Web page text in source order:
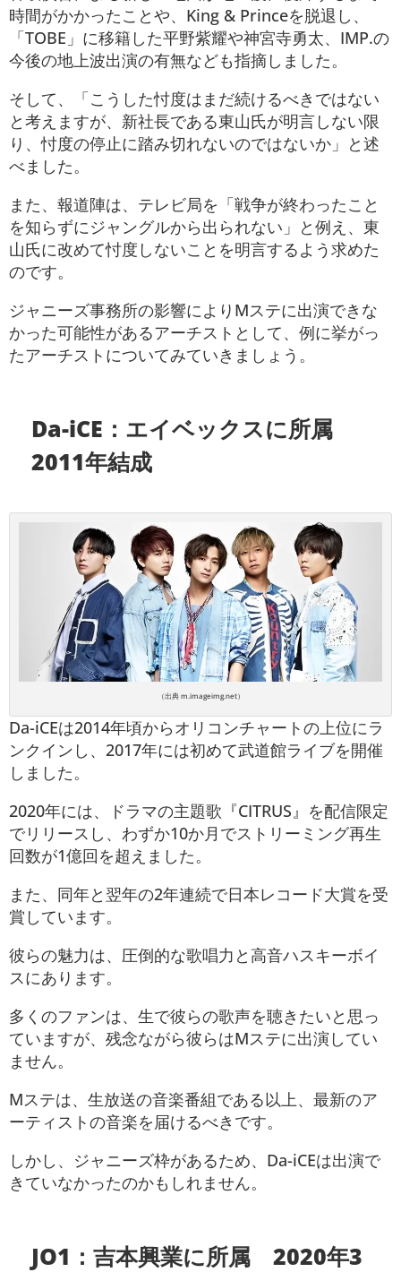
時間がかかったことや、King & Princeを脱退し、
「TOBE」に移籍した平野紫耀や神宮寺勇太、IMP.の
今後の地上波出演の有無なども指摘しました。
そして、「こうした忖度はまだ続けるべきではない
と考えますが、新社長である東山氏が明言しない限
り、忖度の停止に踏み切れないのではないか」と述
べました。
また、報道陣は、テレビ局を「戦争が終わったこと
を知らずにジャングルから出られない」と例え、東
山氏に改めて忖度しないことを明言するよう求めた
のです。
ジャニーズ事務所の影響によりMステに出演できな
かった可能性があるアーチストとして、例に挙がっ
たアーチストについてみていきましょう。
Da-iCE：エイベックスに所属
2011年結成
（出典 m.imageimg.net）
Da-iCEは2014年頃からオリコンチャートの上位にラ
ンクインし、2017年には初めて武道館ライブを開催
しました。
2020年には、ドラマの主題歌『CITRUS』を配信限定
でリリースし、わずか10か月でストリーミング再生
回数が1億回を超えました。
また、同年と翌年の2年連続で日本レコード大賞を受
賞しています。
彼らの魅力は、圧倒的な歌唱力と高音ハスキーボイ
スにあります。
多くのファンは、生で彼らの歌声を聴きたいと思っ
ていますが、残念ながら彼らはMステに出演してい
ません。
Mステは、生放送の音楽番組である以上、最新のア
ーティストの音楽を届けるべきです。
しかし、ジャニーズ枠があるため、Da-iCEは出演で
きていなかったのかもしれません。
JO1：吉本興業に所属 2020年3